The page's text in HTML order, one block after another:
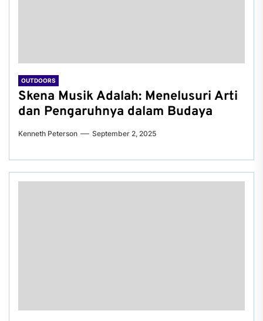
OUTDOORS
Skena Musik Adalah: Menelusuri Arti
dan Pengaruhnya dalam Budaya
Kenneth Peterson September 2, 2025